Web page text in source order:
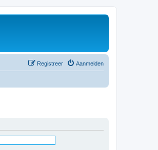
Aanmelden
Registreer